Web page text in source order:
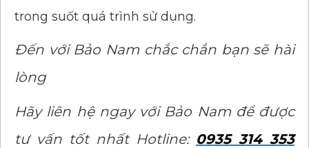
trong suốt quá trình sử dụng.
Đến với Bảo Nam chắc chắn bạn sẽ hài
lòng
Hãy liên hệ ngay với Bảo Nam để được
tư vấn tốt nhất Hotline: 0935 314 353